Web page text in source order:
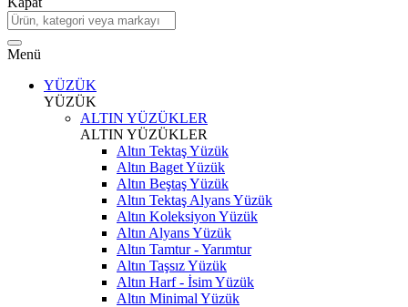
Menü
YÜZÜK
YÜZÜK
ALTIN YÜZÜKLER
ALTIN YÜZÜKLER
Altın Tektaş Yüzük
Altın Baget Yüzük
Altın Beştaş Yüzük
Altın Tektaş Alyans Yüzük
Altın Koleksiyon Yüzük
Altın Alyans Yüzük
Altın Tamtur - Yarımtur
Altın Taşsız Yüzük
Altın Harf - İsim Yüzük
Altın Minimal Yüzük